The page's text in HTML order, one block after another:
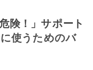
険！」サポート
使うためのバ